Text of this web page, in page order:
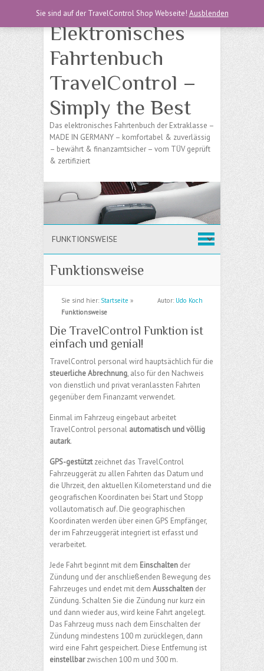
Elektronisches
Fahrtenbuch
TravelControl –
Simply the Best
Das elektronisches Fahrtenbuch der Extraklasse –
MADE IN GERMANY – komfortabel & zuverlässig
– bewährt & finanzamtsicher – vom TÜV geprüft
& zertifiziert
Funktionsweise
Autor: Udo Koch
Sie sind hier: Startseite »
Funktionsweise
Die TravelControl Funktion ist
einfach und genial!
TravelControl personal wird hauptsächlich für die
steuerliche Abrechnung, also für den Nachweis
von dienstlich und privat veranlassten Fahrten
gegenüber dem Finanzamt verwendet.
Einmal im Fahrzeug eingebaut arbeitet
TravelControl personal automatisch und völlig
autark.
GPS-gestütztzeichnet das TravelControl
Fahrzeuggerät zu allen Fahrten das Datum und
die Uhrzeit, den aktuellen Kilometerstand und die
geografischen Koordinaten bei Start und Stopp
vollautomatisch auf. Die geographischen
Koordinaten werden über einen GPS Empfänger,
der im Fahrzeuggerät integriert ist erfasst und
verarbeitet.
Jede Fahrt beginnt mit dem Einschalten der
Zündung und der anschließenden Bewegung des
Fahrzeuges und endet mit dem Ausschalten der
Zündung. Schalten Sie die Zündung nur kurz ein
und dann wieder aus, wird keine Fahrt angelegt.
Das Fahrzeug muss nach dem Einschalten der
Zündung mindestens 100 m zurücklegen, dann
wird eine Fahrt gespeichert. Diese Entfernung ist
einstellbarzwischen 100 m und 300 m.
Sie sind auf der TravelControl Shop Webseite! Ausblenden